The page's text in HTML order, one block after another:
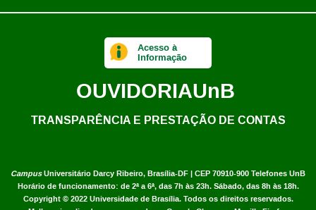
CampusUniversitário Darcy Ribeiro, Brasília-DF | CEP 70910-900 Telefones UnB
Horário de funcionamento: de 2ª a 6ª, das 7h às 23h. Sábado, das 8h às 18h.
Copyright © 2022 Universidade de Brasília. Todos os direitos reservados.
Acesso à
Informação
OUVIDORIAUnB
TRANSPARÊNCIA E PRESTAÇÃO DE CONTAS